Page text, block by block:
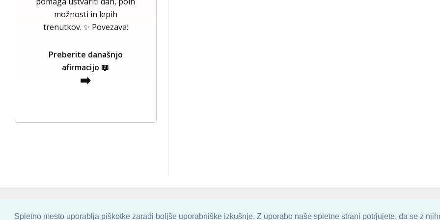
Spletno mesto uporablja piškotke zaradi boljše uporabniške izkušnje. Z uporabo naše spletne strani potrjujete, da se z
možnosti in lepih
trenutkov. ✨ Povezava:
Preberite današnjo
afirmacijo 📖
➡️
COPYRIGHT © 2013 - 2026 BYSKINBASE. ALL ARTWORK ARE UPLOADED AND COPYRIGHTED TO ITS AUTHOR.